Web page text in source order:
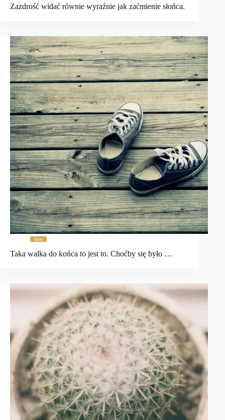
Zazdrość widać równie wyraźnie jak zaćmienie słońca.
Inne
Taka walka do końca to jest to. Choćby się było …